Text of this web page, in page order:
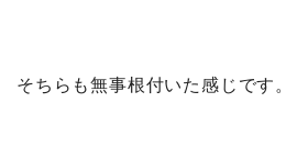
そちらも無事根付いた感じです。